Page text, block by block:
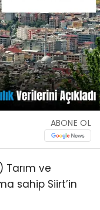
ABONE OL
Tarım ve
sahip Siirt’in